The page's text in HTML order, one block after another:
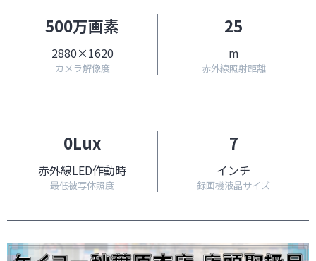
500万画素
2880×1620
カメラ解像度
25
m
赤外線照射距離
0Lux
赤外線LED作動時
最低被写体照度
7
インチ
録画機液晶サイズ